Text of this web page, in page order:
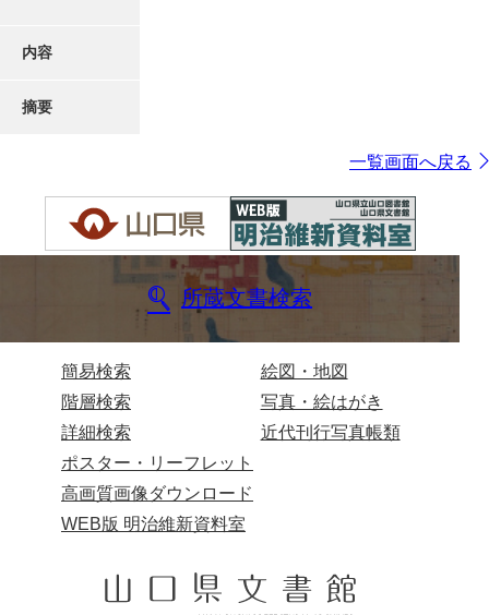
内容
摘要
一覧画面へ戻る
所蔵文書検索
簡易検索
階層検索
詳細検索
絵図・地図
写真・絵はがき
近代刊行写真帳類
ポスター・リーフレット
高画質画像ダウンロード
WEB版 明治維新資料室